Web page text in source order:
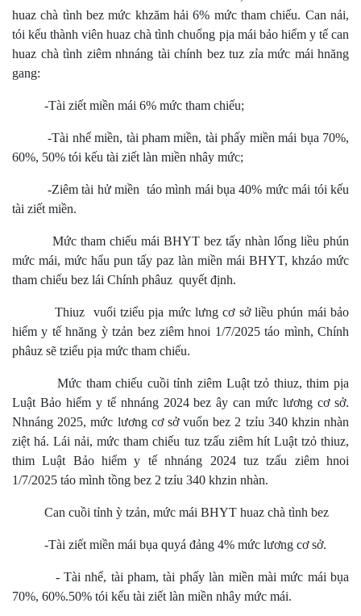
huaz chà tình bez mức khzăm hải 6% mức tham chiếu. Can nải,
tói kếu thành viên huaz chà tình chuổng pịa mái bảo hiểm y tế can
huaz chà tình ziêm nhnáng tài chính bez tuz zỉa mức mái hnăng
gang:
-Tài ziết miền mái 6% mức tham chiếu;
-Tài nhể miền, tài pham miền, tài phấy miền mái bụa 70%,
60%, 50% tói kếu tài ziết làn miền nhây mức;
-Ziêm tài hử miền táo mình mái bụa 40% mức mái tói kếu
tài ziết miền.
Mức tham chiếu mái BHYT bez tấy nhàn lổng liều phún
mức mái, mức hẩu pun tấy paz làn miền mái BHYT, khzáo mức
tham chiếu bez lái Chính phâuz quyết định.
Thiuz vuổi tziểu pịa mức lưng cơ sở liều phún mái bảo
hiểm y tế hnăng ỳ tzản bez ziêm hnoi 1/7/2025 táo mình, Chính
phâuz sẽ tziểu pịa mức tham chiếu.
Mức tham chiếu cuồi tỉnh ziêm Luật tzỏ thiuz, thim pịa
Luật Bảo hiểm y tế nhnáng 2024 bez ây can mức lương cơ sở.
Nhnáng 2025, mức lương cơ sở vuổn bez 2 tzỉu 340 khzin nhàn
ziệt há. Lái nải, mức tham chiếu tuz tzấu ziêm hít Luật tzỏ thiuz,
thim Luật Bảo hiểm y tế nhnáng 2024 tuz tzấu ziêm hnoi
1/7/2025 táo mình tồng bez 2 tzỉu 340 khzin nhàn.
Can cuồi tỉnh ỳ tzản, mức mái BHYT huaz chà tình bez
-Tài ziết miền mái bụa quyá đảng 4% mức lương cơ sở.
- Tài nhể, tài pham, tài phấy làn miền mài mức mái bụa
70%, 60%.50% tói kếu tài ziết làn miền nhây mức mái.